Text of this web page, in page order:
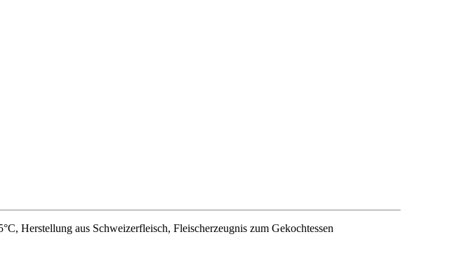
Herstellung aus Schweizerfleisch, Fleischerzeugnis zum Gekochtessen